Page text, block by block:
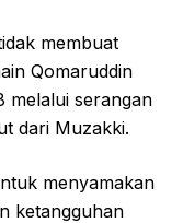
membuat
Qomaruddin
melalui serangan
dari Muzakki.
menyamakan
ketangguhan